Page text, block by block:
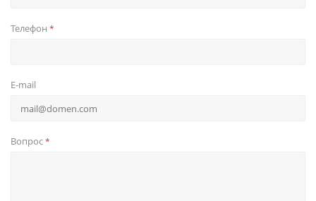
Телефон *
E-mail
Вопрос*